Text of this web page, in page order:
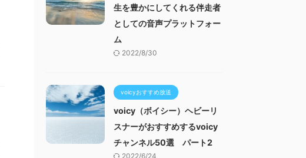
生を豊かにしてくれる伴走者
としての音声プラットフォー
ム
2022/8/30
voicyおすすめ放送
voicy（ボイシー）ヘビーリ
スナーがおすすめするvoicy
チャンネル50選 パート2
2022/6/24